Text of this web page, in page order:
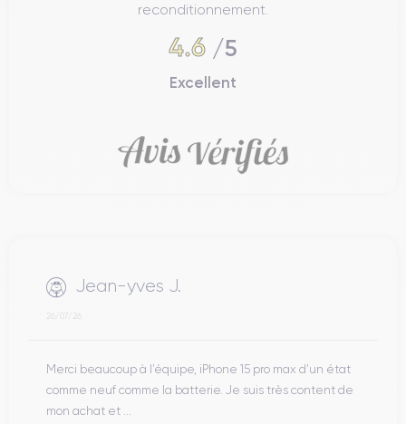
reconditionnement.
4.6 /5
Excellent
Jean-yves J.
26/07/26
Merci beaucoup à l’équipe, iPhone 15 pro max d’un état
comme neuf comme la batterie. Je suis très content de
mon achat et ...